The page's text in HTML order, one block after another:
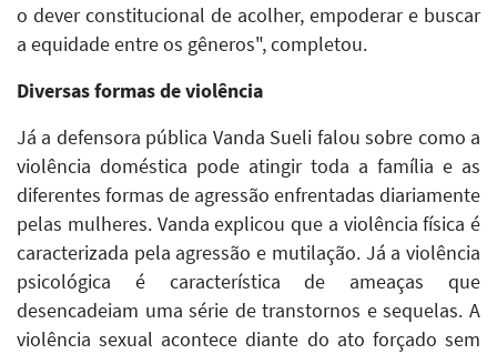
o dever constitucional de acolher, empoderar e buscar
a equidade entre os gêneros", completou.
Diversas formas de violência
Já a defensora pública Vanda Sueli falou sobre como a
violência doméstica pode atingir toda a família e as
diferentes formas de agressão enfrentadas diariamente
pelas mulheres. Vanda explicou que a violência física é
caracterizada pela agressão e mutilação. Já a violência
psicológica é característica de ameaças que
desencadeiam uma série de transtornos e sequelas. A
violência sexual acontece diante do ato forçado sem